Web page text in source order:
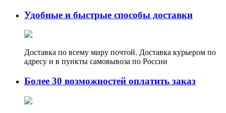
Удобные и быстрые способы доставки
Доставка по всему миру почтой. Доставка курьером по
адресу и в пункты самовывоза по России
Более 30 возможностей оплатить заказ